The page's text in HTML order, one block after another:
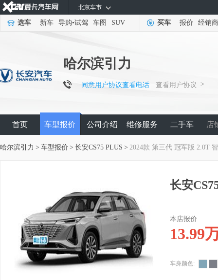
北京车市
选车 新车 导购•试驾 车图 SUV 买车 报价 经销商
哈尔滨引力
同意用户协议查看电话 查看用户协议 >
首页 车型报价 公司介绍 维修服务 二手车 店
哈尔滨引力 > 车型报价 > 长安CS75 PLUS > 2024款 第三代 冠军版 2.0T
长安
本店报价
13.99
车身颜色: